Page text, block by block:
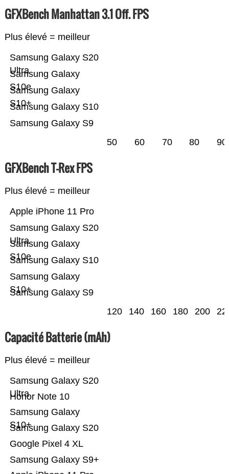
GFXBench Manhattan 3.1 Off. FPS
Plus élevé = meilleur
Samsung Galaxy S9
Samsung Galaxy S10
Samsung Galaxy
S10+
Samsung Galaxy
S10e
Samsung Galaxy S20
Ultra
50 60 70 80 90
GFXBench T-Rex FPS
Plus élevé = meilleur
Samsung Galaxy S9
Samsung Galaxy
S10+
Samsung Galaxy S10
Samsung Galaxy
S10e
Samsung Galaxy S20
Ultra
Apple iPhone 11 Pro
120 140 160 180 200
Capacité Batterie (mAh)
Plus élevé = meilleur
Samsung Galaxy S9+
Google Pixel 4 XL
Samsung Galaxy S20
Samsung Galaxy
S10+
Honor Note 10
Samsung Galaxy S20
Ultra